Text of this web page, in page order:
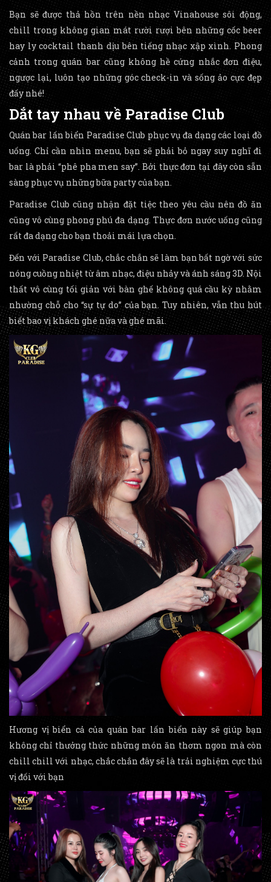
Bạn sẽ được thả hồn trên nền nhạc Vinahouse sôi động,
chill trong không gian mát rười rượi bên những cốc beer
hay ly cocktail thanh dịu bên tiếng nhạc xập xình. Phong
cảnh trong quán bar cũng không hề cứng nhắc đơn điệu,
ngược lại, luôn tạo những góc check-in và sống ảo cực đẹp
đấy nhé!
Dắt tay nhau về Paradise Club
Quán bar lấn biển Paradise Club phục vụ đa dạng các loại đồ
uống. Chỉ cần nhìn menu, bạn sẽ phải bỏ ngay suy nghĩ đi
bar là phải “phê pha men say”. Bởi thực đơn tại đây còn sẵn
sàng phục vụ những bữa party của bạn.
Paradise Club cũng nhận đặt tiệc theo yêu cầu nên đồ ăn
cũng vô cùng phong phú đa dạng. Thực đơn nước uống cũng
rất đa dạng cho bạn thoải mái lựa chọn.
Đến với Paradise Club, chắc chắn sẽ làm bạn bất ngờ với sức
nóng cuồng nhiệt từ âm nhạc, điệu nhảy và ánh sáng 3D. Nội
thất vô cùng tối giản với bàn ghế không quá cầu kỳ nhằm
nhường chỗ cho “sự tự do” của bạn. Tuy nhiên, vẫn thu hút
biết bao vị khách ghé nữa và ghé mãi.
Hương vị biển cả của quán bar lấn biển này sẽ giúp bạn
không chỉ thưởng thức những món ăn thơm ngon mà còn
chill chill với nhạc, chắc chắn đây sẽ là trải nghiệm cực thú
vị đối với bạn